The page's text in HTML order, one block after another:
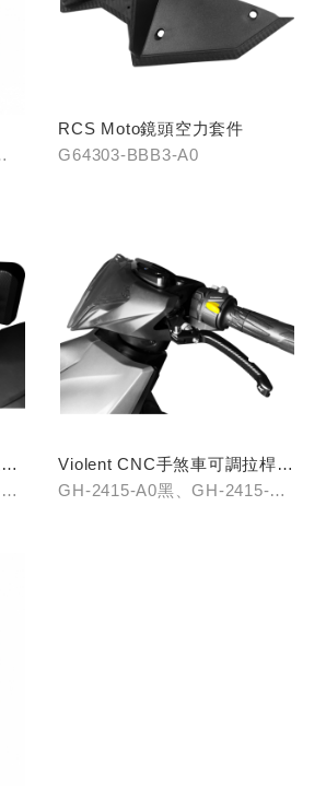
RCS Moto鏡頭空力套件
G64303-BBB3-A0
Violent CNC手煞車可調拉桿
(黑/銀/鈦)
GH-2415-A0黑、GH-2415-B0